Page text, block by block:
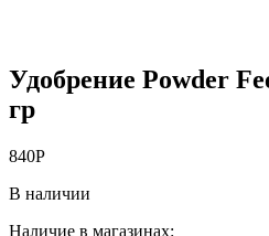
Удобрение Powder
гр
840Р
В наличии
Наличие в магазинах: